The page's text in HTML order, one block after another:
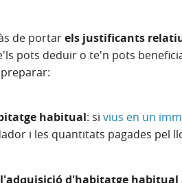
de portarels justificants
pots deduir o te'n pots
habitual: si vius en un
i les quantitats pagades pel
d'habitatge habitual